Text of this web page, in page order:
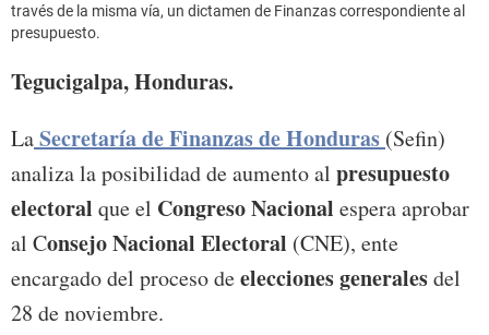
través de la misma vía, un dictamen de Finanzas correspondiente al
presupuesto.
Tegucigalpa, Honduras.
LaSecretaría de Finanzas de Honduras (Sefin)
analiza la posibilidad de aumento al presupuesto
electoral que el Congreso Nacional espera aprobar
al Consejo Nacional Electoral (CNE), ente
encargado del proceso deelecciones generalesdel
28 de noviembre.